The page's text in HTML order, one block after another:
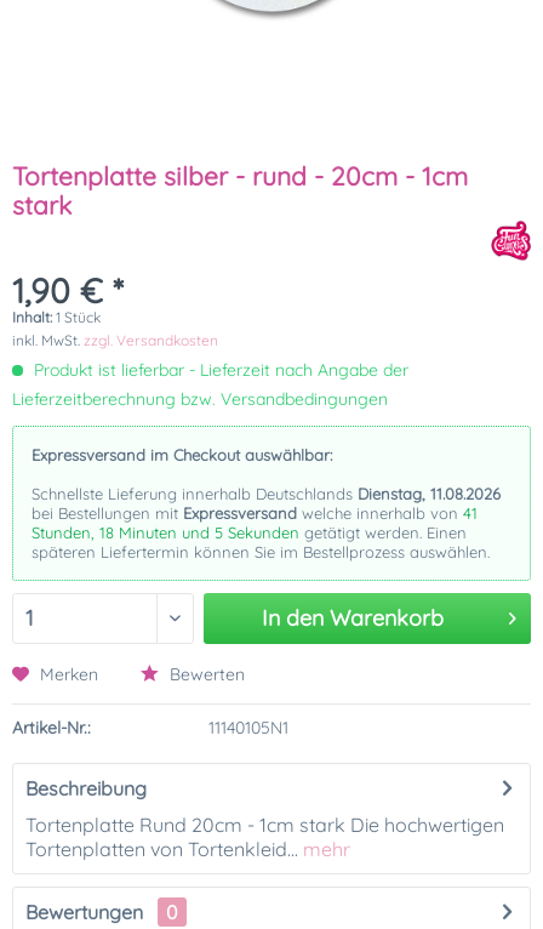
Tortenplatte silber - rund - 20cm - 1cm
stark
1,90 € *
Inhalt: 1 Stück
inkl. MwSt. zzgl. Versandkosten
Produkt ist lieferbar - Lieferzeit nach Angabe der
Lieferzeitberechnung bzw. Versandbedingungen
Expressversand im Checkout auswählbar:
Schnellste Lieferung innerhalb Deutschlands Dienstag, 11.08.2026
bei Bestellungen mit Expressversand welche innerhalb von 41
Stunden, 18 Minuten und 5 Sekunden getätigt werden. Einen
späteren Liefertermin können Sie im Bestellprozess auswählen.
In den Warenkorb
Merken Bewerten
Artikel-Nr.: 11140105N1
Beschreibung
Tortenplatte Rund 20cm - 1cm stark Die hochwertigen
Tortenplatten von Tortenkleid... mehr
Bewertungen
0